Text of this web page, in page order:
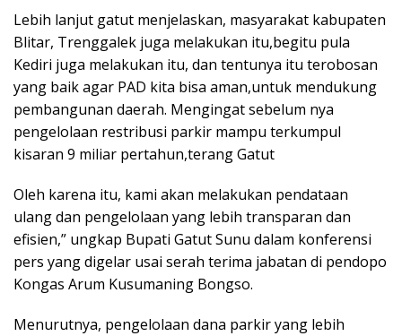
Lebih lanjut gatut menjelaskan, masyarakat kabupaten
Blitar, Trenggalek juga melakukan itu,begitu pula
Kediri juga melakukan itu, dan tentunya itu terobosan
yang baik agar PAD kita bisa aman,untuk mendukung
pembangunan daerah. Mengingat sebelum nya
pengelolaan restribusi parkir mampu terkumpul
kisaran 9 miliar pertahun,terang Gatut
Oleh karena itu, kami akan melakukan pendataan
ulang dan pengelolaan yang lebih transparan dan
efisien,” ungkap Bupati Gatut Sunu dalam konferensi
pers yang digelar usai serah terima jabatan di pendopo
Kongas Arum Kusumaning Bongso.
Menurutnya, pengelolaan dana parkir yang lebih